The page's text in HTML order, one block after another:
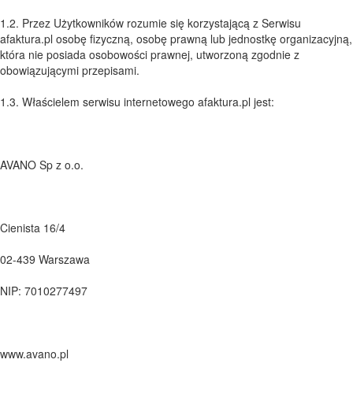
1.2. Przez Użytkowników rozumie się korzystającą z Serwisu
afaktura.pl osobę fizyczną, osobę prawną lub jednostkę organizacyjną,
która nie posiada osobowości prawnej, utworzoną zgodnie z
obowiązującymi przepisami.
1.3. Właścielem serwisu internetowego afaktura.pl jest:
AVANO Sp z o.o.
Cienista 16/4
02-439 Warszawa
NIP: 7010277497
www.avano.pl